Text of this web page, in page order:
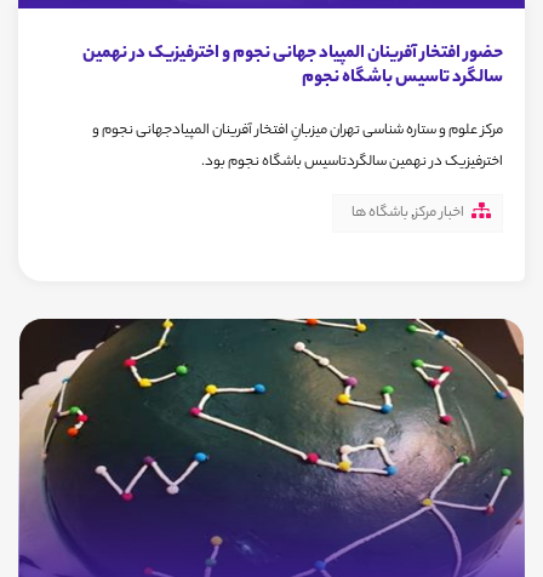
حضور افتخار آفرینان المپیاد جهانی نجوم و اخترفیزیک در نهمین
سالگرد تاسیس باشگاه نجوم
مرکز علوم و ستاره شناسی تهران میزبانِ افتخار آفرینان المپیادجهانی نجوم و
اخترفیزیک در نهمین سالگردتاسیس باشگاه نجوم بود.
اخبار مرکز,باشگاه ها